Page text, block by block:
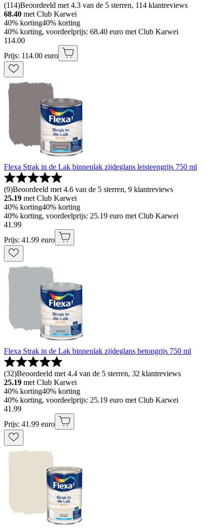
(114)Beoordeeld met 4.3 van de 5 sterren, 114 klantreviews
68.40 met Club Karwei
40% korting40% korting
40% korting, voordeelprijs: 68.40 euro met Club Karwei
114.00
Prijs: 114.00 euro
Flexa Strak in de Lak binnenlak zijdeglans leisteengrijs 750 ml
(9)Beoordeeld met 4.6 van de 5 sterren, 9 klantreviews
25.19 met Club Karwei
40% korting40% korting
40% korting, voordeelprijs: 25.19 euro met Club Karwei
41 .99
Prijs: 41.99 euro
Flexa Strak in de Lak binnenlak zijdeglans betongrijs 750 ml
(32)Beoordeeld met 4.4 van de 5 sterren, 32 klantreviews
25.19 met Club Karwei
40% korting40% korting
40% korting, voordeelprijs: 25.19 euro met Club Karwei
41 .99
Prijs: 41.99 euro